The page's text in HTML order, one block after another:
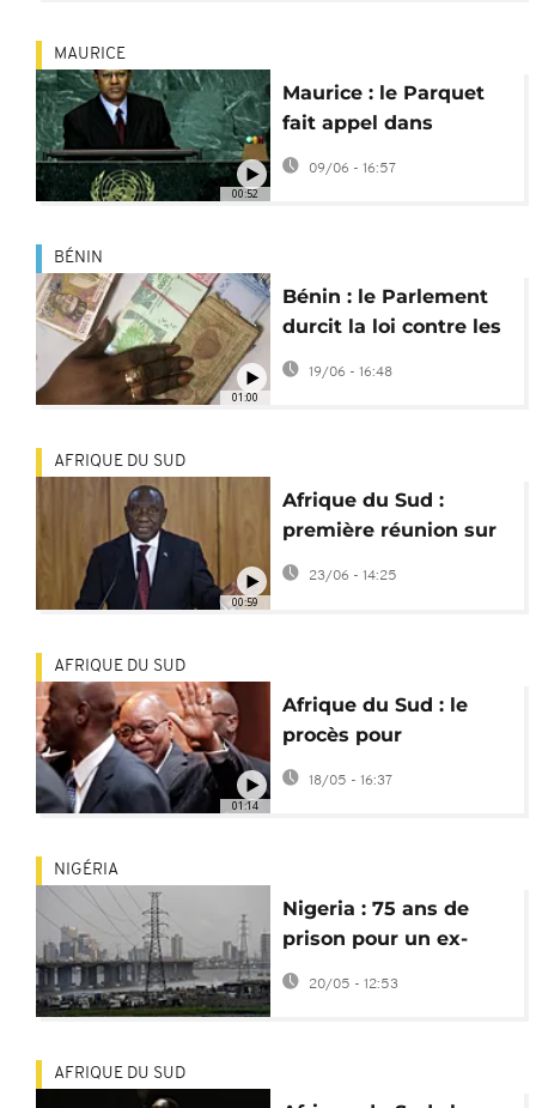
00:52
MAURICE
Maurice : le Parquet
fait appel dans
l'affaire des coffres-
forts de Ramgoolam
09/06 - 16:57
01:00
BÉNIN
Bénin : le Parlement
durcit la loi contre les
faux billets de banque
19/06 - 16:48
00:59
AFRIQUE DU SUD
Afrique du Sud :
première réunion sur
la procédure de
23/06 - 14:25
01:14
AFRIQUE DU SUD
Afrique du Sud : le
procès pour
corruption de Jacob
Zuma et Thales aura
18/05 - 16:37
NIGÉRIA
Nigeria : 75 ans de
prison pour un ex-
ministre de l’Energie
20/05 - 12:53
AFRIQUE DU SUD